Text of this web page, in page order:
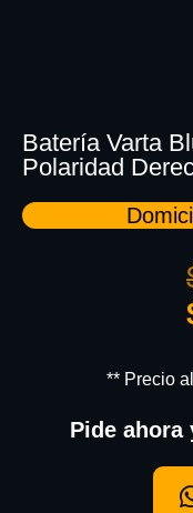
Batería Varta
Polaridad
** Precio
Pide ahora